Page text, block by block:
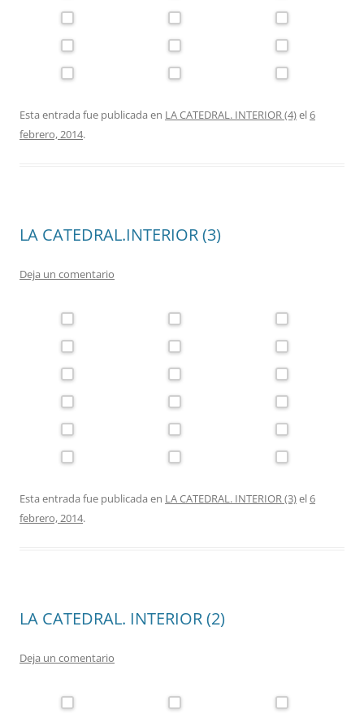
Esta entrada fue publicada en LA CATEDRAL. INTERIOR (4)el6
febrero, 2014.
LA CATEDRAL.INTERIOR (3)
Deja un comentario
Esta entrada fue publicada en LA CATEDRAL. INTERIOR (3)el6
febrero, 2014.
LA CATEDRAL. INTERIOR (2)
Deja un comentario